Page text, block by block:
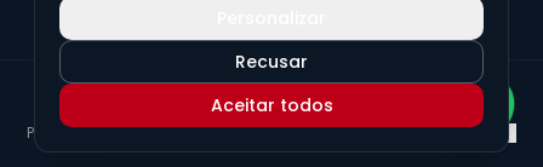
© 2026 Exclusive Pisos e Tapetes Personalizados
45.563.259/0001-89
Política de PrivacidadeTermos de UsoLGPDPreferências de cookies
Recusar
Aceitar todos